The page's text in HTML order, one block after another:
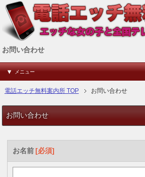
お問い合わせ
メニュー
電話エッチ無料案内所 TOP お問い合わせ
お問い合わせ
お名前 [必須]